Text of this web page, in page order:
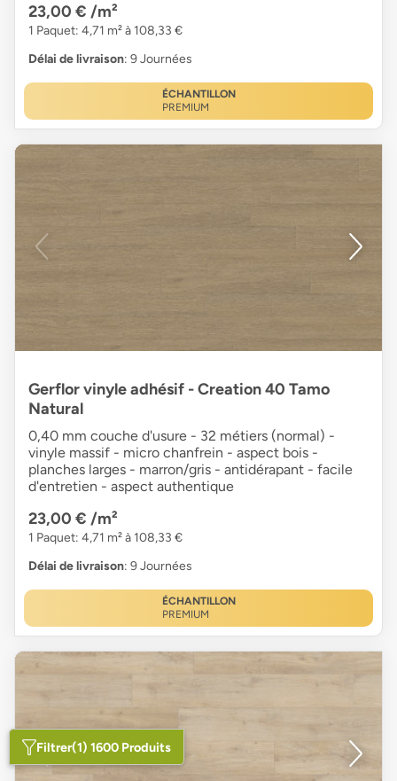
23,00 € /m²
1 Paquet: 4,71 m² à 108,33 €
Délai de livraison: 9 Journées
ÉCHANTILLON
PREMIUM
Gerflor vinyle adhésif - Creation 40 Tamo
Natural
0,40 mm couche d'usure - 32 métiers (normal) -
vinyle massif - micro chanfrein - aspect bois -
planches larges - marron/gris - antidérapant - facile
d'entretien - aspect authentique
23,00 € /m²
1 Paquet: 4,71 m² à 108,33 €
Délai de livraison: 9 Journées
ÉCHANTILLON
PREMIUM
Filtrer(1) 1600 Produits